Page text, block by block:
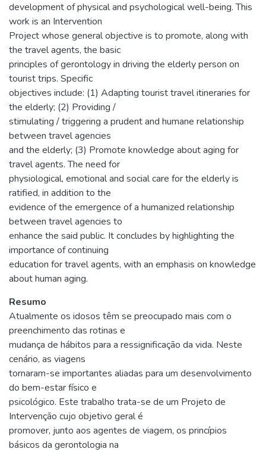
development of physical and psychological well-being. This
work is an Intervention
Project whose general objective is to promote, along with
the travel agents, the basic
principles of gerontology in driving the elderly person on
tourist trips. Specific
objectives include: (1) Adapting tourist travel itineraries for
the elderly; (2) Providing /
stimulating / triggering a prudent and humane relationship
between travel agencies
and the elderly; (3) Promote knowledge about aging for
travel agents. The need for
physiological, emotional and social care for the elderly is
ratified, in addition to the
evidence of the emergence of a humanized relationship
between travel agencies to
enhance the said public. It concludes by highlighting the
importance of continuing
education for travel agents, with an emphasis on knowledge
about human aging.
Resumo
Atualmente os idosos têm se preocupado mais com o
preenchimento das rotinas e
mudança de hábitos para a ressignificação da vida. Neste
cenário, as viagens
tornaram-se importantes aliadas para um desenvolvimento
do bem-estar físico e
psicológico. Este trabalho trata-se de um Projeto de
Intervenção cujo objetivo geral é
promover, junto aos agentes de viagem, os princípios
básicos da gerontologia na